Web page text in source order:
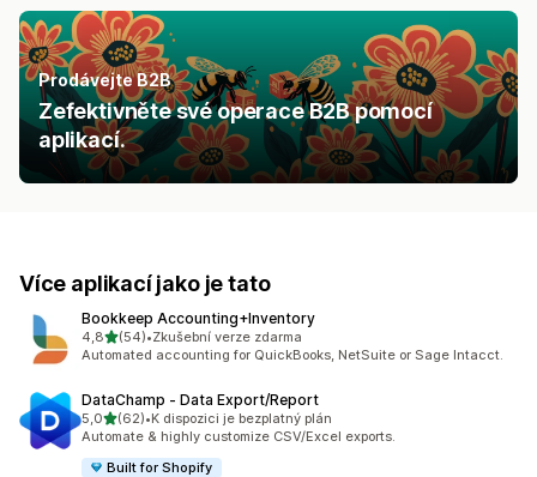
Prodávejte B2B
Zefektivněte své operace B2B pomocí
aplikací.
Více aplikací jako je tato
Bookkeep Accounting+Inventory
4,8z 5 hvězd
(54)
Celkový počet recenzí: 54
•Zkušební verze zdarma
Automated accounting for QuickBooks, NetSuite or Sage Intacct.
DataChamp ‑ Data Export/Report
5,0z 5 hvězd
(62)
Celkový počet recenzí: 62
•K dispozici je bezplatný plán
Automate & highly customize CSV/Excel exports.
Built for Shopify